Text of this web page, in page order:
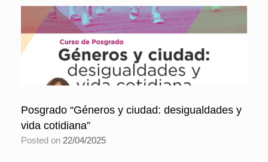
Posgrado “Géneros y ciudad: desigualdades y
vida cotidiana”
Posted on 22/04/2025